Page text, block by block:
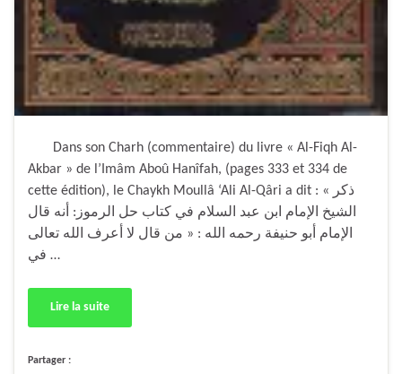
Dans son Charh (commentaire) du livre « Al-Fiqh Al-
Akbar » de l’Imâm Aboû Hanîfah, (pages 333 et 334 de
cette édition), le Chaykh Moullâ ‘Ali Al-Qâri a dit : « ذكر
الشيخ الإمام ابن عبد السلام في كتاب حل الرموز: أنه قال
الإمام أبو حنيفة رحمه الله : « من قال لا أعرف الله تعالى
في …
Lire la suite
Partager :